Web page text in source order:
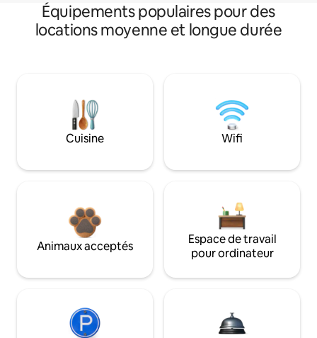
Équipements populaires pour des
locations moyenne et longue durée
Cuisine Wifi
Animaux acceptés
Espace de travail
pour ordinateur